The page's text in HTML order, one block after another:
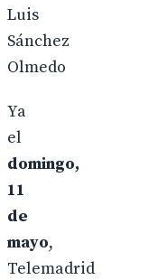
Luis
Sánchez
Olmedo
Ya
el
domingo,
11
de
mayo,
Telemadrid